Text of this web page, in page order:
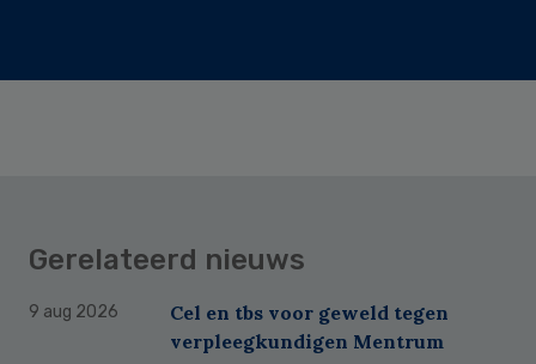
Gerelateerd nieuws
9 aug 2026
Cel en tbs voor geweld tegen
verpleegkundigen Mentrum